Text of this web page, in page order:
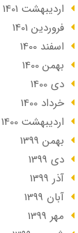
ارديبهشت 1401
فروردین 1401
اسفند 1400
بهمن 1400
دی 1400
خرداد 1400
ارديبهشت 1400
بهمن 1399
دی 1399
آذر 1399
آبان 1399
مهر 1399